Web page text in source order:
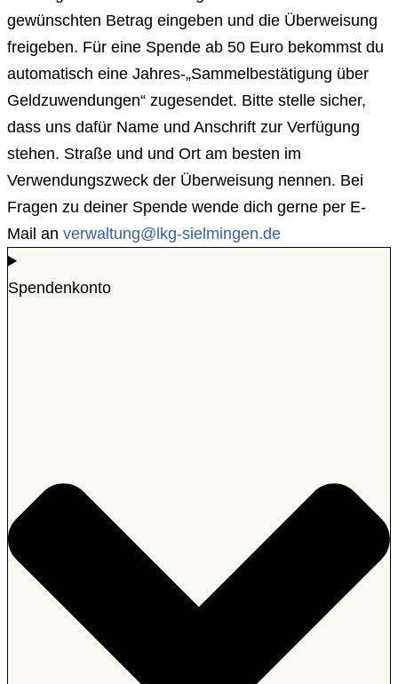
gewünschten Betrag eingeben und die Überweisung
freigeben. Für eine Spende ab 50 Euro bekommst du
automatisch eine Jahres-„Sammelbestätigung über
Geldzuwendungen“ zugesendet. Bitte stelle sicher,
dass uns dafür Name und Anschrift zur Verfügung
stehen. Straße und und Ort am besten im
Verwendungszweck der Überweisung nennen. Bei
Fragen zu deiner Spende wende dich gerne per E-
Mail an verwaltung@lkg-sielmingen.de
Spendenkonto